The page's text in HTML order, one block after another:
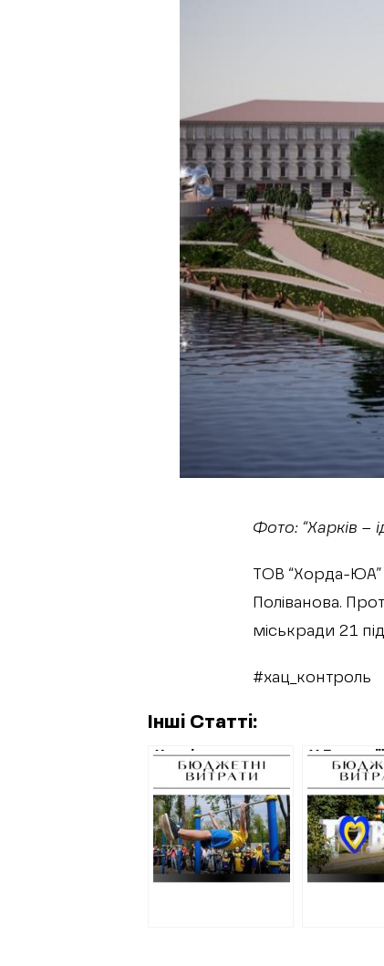
Фото: “Харків –
ТОВ “Хорда-
Поліванова.
міськради 21
#хац_контроль
Інші Статті:
Харків планує
витратити 250
000 гривень на
воркаут та 168
000 гривень на
медалі
У
000
знак “Я
уже в
відновили